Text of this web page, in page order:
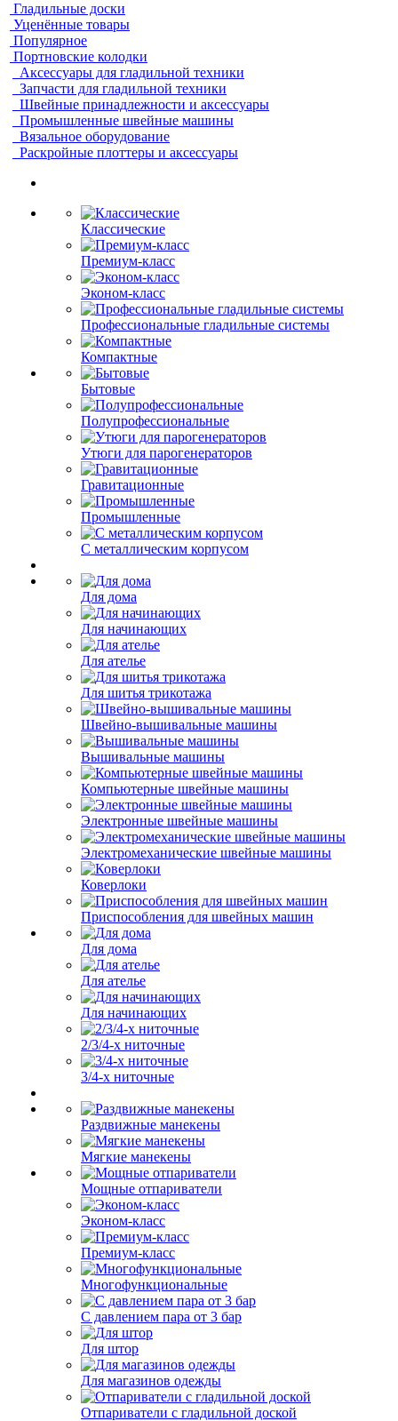
Гладильные доски
Уценённые товары
Популярное
Портновские колодки
Аксессуары для гладильной техники
Запчасти для гладильной техники
Швейные принадлежности и аксессуары
Промышленные швейные машины
Вязальное оборудование
Раскройные плоттеры и аксессуары
Классические
Премиум-класс
Эконом-класс
Профессиональные гладильные системы
Компактные
Бытовые
Полупрофессиональные
Утюги для парогенераторов
Гравитационные
Промышленные
С металлическим корпусом
Для дома
Для начинающих
Для ателье
Для шитья трикотажа
Швейно-вышивальные машины
Вышивальные машины
Компьютерные швейные машины
Электронные швейные машины
Электромеханические швейные машины
Коверлоки
Приспособления для швейных машин
Для дома
Для ателье
Для начинающих
2/3/4-х ниточные
3/4-х ниточные
Раздвижные манекены
Мягкие манекены
Мощные отпариватели
Эконом-класс
Премиум-класс
Многофункциональные
С давлением пара от 3 бар
Для штор
Для магазинов одежды
Отпариватели с гладильной доской